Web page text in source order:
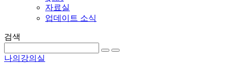
자료실
업데이트 소식
검색
나의강의실